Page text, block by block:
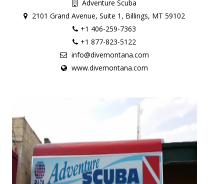
Adventure Scuba
2101 Grand Avenue, Suite 1, Billings, MT 59102
+1 406-259-7363
+1 877-823-5122
info@divemontana.com
www.divemontana.com